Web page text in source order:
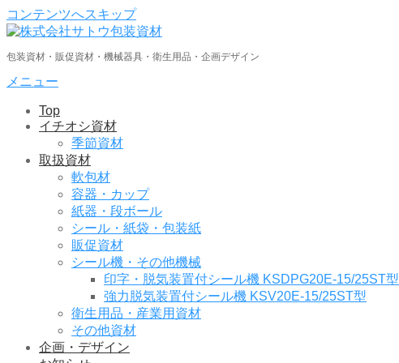
コンテンツへスキップ
包装資材・販促資材・機械器具・衛生用品・企画デザイン
メニュー
Top
イチオシ資材
季節資材
取扱資材
軟包材
容器・カップ
紙器・段ボール
シール・紙袋・包装紙
販促資材
シール機・その他機械
印字・脱気装置付シール機 KSDPG20E-15/25ST型
強力脱気装置付シール機 KSV20E-15/25ST型
衛生用品・産業用資材
その他資材
企画・デザイン